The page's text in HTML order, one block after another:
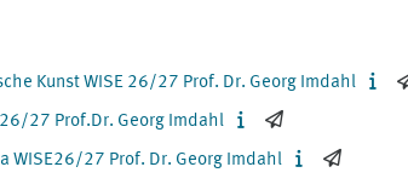
Kunst WISE 26/27 Prof. Dr. Georg Imdahl
27 Prof.Dr. Georg Imdahl
WISE26/27 Prof. Dr. Georg Imdahl